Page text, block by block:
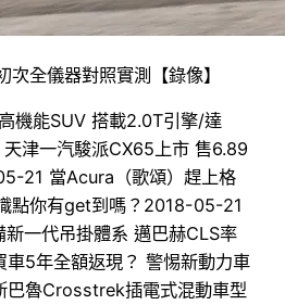
全儀器對照實測【錄像】
機能SUV 搭載2.0T引擎/達
津一汽駿派CX65上市 售6.89
21 當Acura（歌頌）趕上格
點你有get到嗎？2018-05-21
新一代吊掛體系 邁巴赫CLS率
5年全額返現？ 警惕新動力車
魯Crosstrek插電式混動車型